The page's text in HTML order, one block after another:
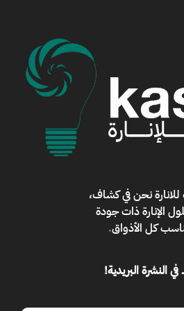
نحن في كشاف،
الإنارة ذات جودة
كل الأذواق.
النشرة البريدية!